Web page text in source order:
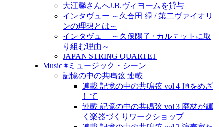
大江馨さんへJ.B.ヴィヨームを貸与
インタヴュー ～久合田 緑 / 第二ヴァイオリ
ンの理想とは～
インタヴュー ～久保陽子 / カルテットに取
り組む理由～
JAPAN STRING QUARTET
Music #ミュージック・シーン
記憶の中の共鳴弦 連載
連載 記憶の中の共鳴弦 vol.4 頂をめざ
して
連載 記憶の中の共鳴弦 vol.3 廃材が輝
く楽器づくりワークショップ